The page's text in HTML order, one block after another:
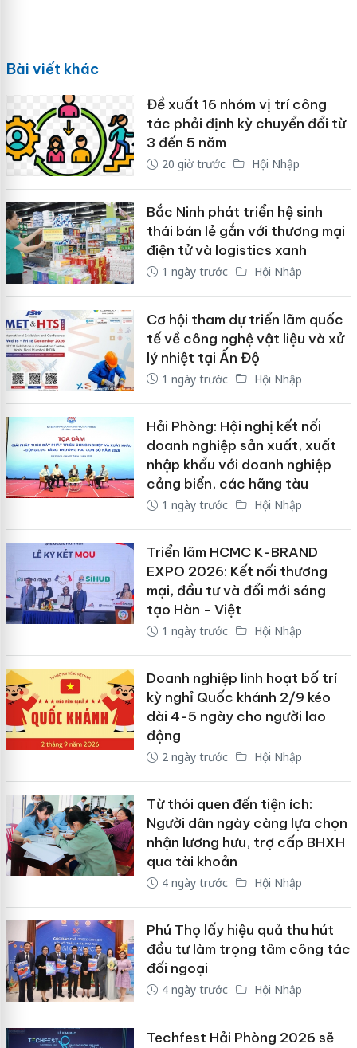
Bài viết khác
Đề xuất 16 nhóm vị trí công
tác phải định kỳ chuyển đổi từ
3 đến 5 năm
20 giờ trước Hội Nhập
Bắc Ninh phát triển hệ sinh
thái bán lẻ gắn với thương mại
điện tử và logistics xanh
1 ngày trước Hội Nhập
Cơ hội tham dự triển lãm quốc
tế về công nghệ vật liệu và xử
lý nhiệt tại Ấn Độ
1 ngày trước Hội Nhập
Hải Phòng: Hội nghị kết nối
doanh nghiệp sản xuất, xuất
nhập khẩu với doanh nghiệp
cảng biển, các hãng tàu
1 ngày trước Hội Nhập
Triển lãm HCMC K-BRAND
EXPO 2026: Kết nối thương
mại, đầu tư và đổi mới sáng
tạo Hàn - Việt
1 ngày trước Hội Nhập
Doanh nghiệp linh hoạt bố trí
kỳ nghỉ Quốc khánh 2/9 kéo
dài 4-5 ngày cho người lao
động
2 ngày trước Hội Nhập
Từ thói quen đến tiện ích:
Người dân ngày càng lựa chọn
nhận lương hưu, trợ cấp BHXH
qua tài khoản
4 ngày trước Hội Nhập
Phú Thọ lấy hiệu quả thu hút
đầu tư làm trọng tâm công tác
đối ngoại
4 ngày trước Hội Nhập
Techfest Hải Phòng 2026 sẽ